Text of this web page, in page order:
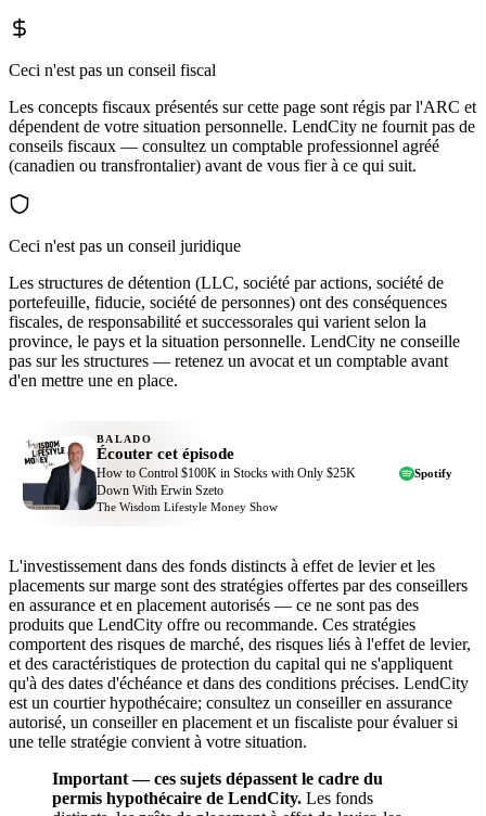
Ceci n'est pas un conseil fiscal
Les concepts fiscaux présentés sur cette page sont régis par l'ARC et
dépendent de votre situation personnelle. LendCity ne fournit pas de
conseils fiscaux — consultez un comptable professionnel agréé
(canadien ou transfrontalier) avant de vous fier à ce qui suit.
Ceci n'est pas un conseil juridique
Les structures de détention (LLC, société par actions, société de
portefeuille, fiducie, société de personnes) ont des conséquences
fiscales, de responsabilité et successorales qui varient selon la
province, le pays et la situation personnelle. LendCity ne conseille
pas sur les structures — retenez un avocat et un comptable avant
d'en mettre une en place.
BALADO
Écouter cet épisode
How to Control $100K in Stocks with Only $25K
Down With Erwin Szeto
The Wisdom Lifestyle Money Show
Spotify
L'investissement dans des fonds distincts à effet de levier et les
placements sur marge sont des stratégies offertes par des conseillers
en assurance et en placement autorisés — ce ne sont pas des
produits que LendCity offre ou recommande. Ces stratégies
comportent des risques de marché, des risques liés à l'effet de levier,
et des caractéristiques de protection du capital qui ne s'appliquent
qu'à des dates d'échéance et dans des conditions précises. LendCity
est un courtier hypothécaire; consultez un conseiller en assurance
autorisé, un conseiller en placement et un fiscaliste pour évaluer si
une telle stratégie convient à votre situation.
Important — ces sujets dépassent le cadre du
permis hypothécaire de LendCity. Les fonds